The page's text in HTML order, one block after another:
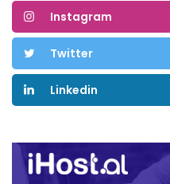
Instagram
Twitter
Linkedin